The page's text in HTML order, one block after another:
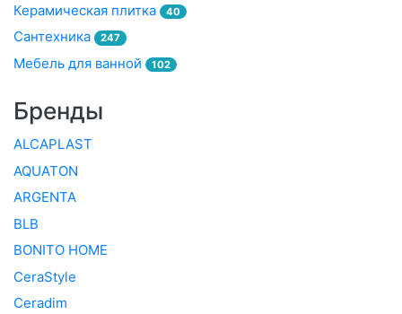
Керамическая плитка 40
Сантехника 247
Мебель для ванной 102
Бренды
ALCAPLAST
AQUATON
ARGENTA
BLB
BONITO HOME
CeraStyle
Ceradim